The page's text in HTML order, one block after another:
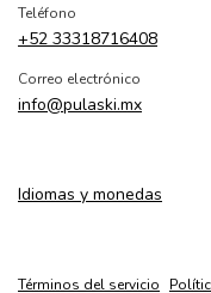
Teléfono
+52 33318716408
Correo electrónico
info@pulaski.mx
Idiomas y monedas
Términos del servicio